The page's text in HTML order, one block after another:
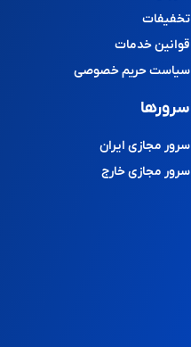
تخفیفات
قوانین خدمات
سیاست حریم خصوصی
سرورها
سرور مجازی ایران
سرور مجازی خارج